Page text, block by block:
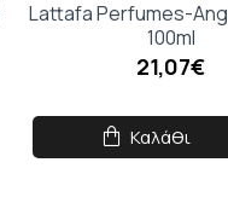
Lattafa Perfumes-
100ml
21,07€
Καλάθι